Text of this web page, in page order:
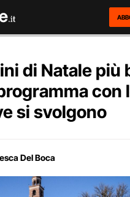
di Natale più
con
si svolgono
Del Boca